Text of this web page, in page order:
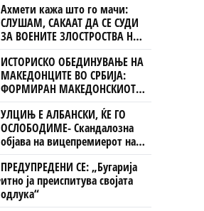
Ахмети кажа што го мачи:
СЛУШАМ, САКААТ ДА СЕ СУДИ
ЗА ВОЕНИТЕ ЗЛОСТРОСТВА НА
УЧК...
ИСТОРИСКО ОБЕДИНУВАЊЕ НА
МАКЕДОНЦИТЕ ВО СРБИЈА:
ФОРМИРАН МАКЕДОНСКИОТ
НАЦИОНАЛЕН СОЈУЗ
УЛЦИЊ Е АЛБАНСКИ, ЌЕ ГО
ОСЛОБОДИМЕ- Скандалозна
објава на вицепремиерот на
Црна Гора
ПРЕДУПРЕДЕНИ СЕ: „Бугарија
итно ја преиспитува својата
одлука“